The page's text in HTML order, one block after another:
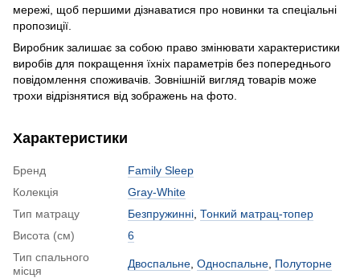
мережі, щоб першими дізнаватися про новинки та спеціальні
пропозиції.
Виробник залишає за собою право змінювати характеристики
виробів для покращення їхніх параметрів без попереднього
повідомлення споживачів. Зовнішній вигляд товарів може
трохи відрізнятися від зображень на фото.
Характеристики
Бренд
Family Sleep
Колекція
Gray-White
Тип матрацу
Безпружинні Тонкий матрац-топер
Висота (см)
6
Тип спального
місця
Двоспальне Односпальне Полуторне